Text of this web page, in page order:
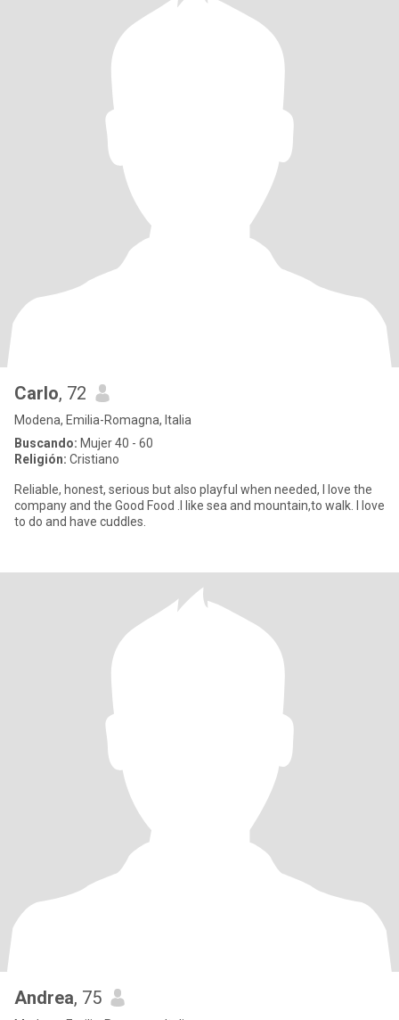
Carlo, 72
Modena, Emilia-Romagna, Italia
Buscando: Mujer 40 - 60
Religión: Cristiano
Reliable, honest, serious but also playful when needed, I love the
company and the Good Food .I like sea and mountain,to walk. I love
to do and have cuddles.
Andrea, 75